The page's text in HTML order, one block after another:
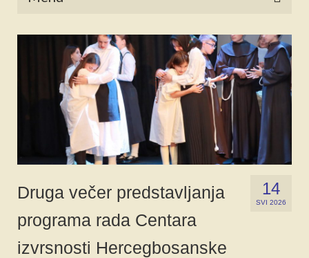
POČETNA
NOVOSTI
STALNE RUBRIKE
NAŠA BAŠTINA
IZ ARHIVE
SPONZORI
FORUM
14
SVI 2026
Druga večer predstavljanja
programa rada Centara
izvrsnosti Hercegbosanske